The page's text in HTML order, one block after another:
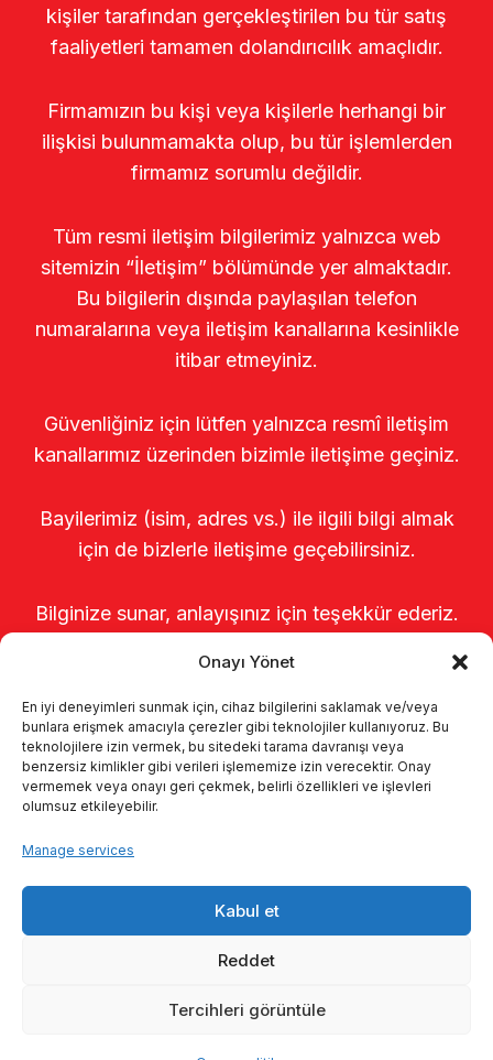
Onayı Yönet
En iyi deneyimleri sunmak için, cihaz bilgilerini saklamak ve/veya
bunlara erişmek amacıyla çerezler gibi teknolojiler kullanıyoruz. Bu
teknolojilere izin vermek, bu sitedeki tarama davranışı veya
benzersiz kimlikler gibi verileri işlememize izin verecektir. Onay
vermemek veya onayı geri çekmek, belirli özellikleri ve işlevleri
olumsuz etkileyebilir.
Manage services
Kabul et
Reddet
Tercihleri görüntüle
kişiler tarafından gerçekleştirilen bu tür satış
faaliyetleri tamamen dolandırıcılık amaçlıdır.
Firmamızın bu kişi veya kişilerle herhangi bir
ilişkisi bulunmamakta olup, bu tür işlemlerden
firmamız sorumlu değildir.
Tüm resmi iletişim bilgilerimiz yalnızca web
sitemizin “İletişim” bölümünde yer almaktadır.
Bu bilgilerin dışında paylaşılan telefon
numaralarına veya iletişim kanallarına kesinlikle
itibar etmeyiniz.
Güvenliğiniz için lütfen yalnızca resmî iletişim
kanallarımız üzerinden bizimle iletişime geçiniz.
Bayilerimiz (isim, adres vs.) ile ilgili bilgi almak
için de bizlerle iletişime geçebilirsiniz.
Bilginize sunar, anlayışınız için teşekkür ederiz.
Kalite politikamız
© 2026 Enka Tarım